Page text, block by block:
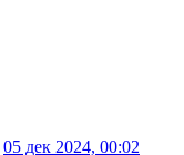
05 дек 2024, 00:02